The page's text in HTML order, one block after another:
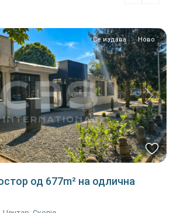
Next
Се издава Ново
од 677m² на одлична